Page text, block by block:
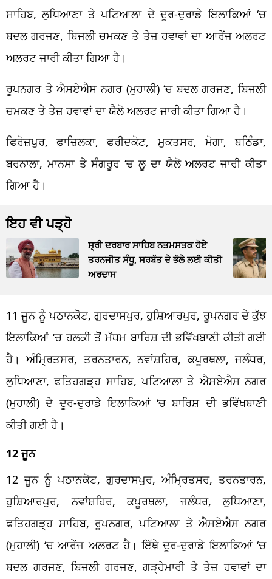
ਸਾਹਿਬ, ਲੁਧਿਆਣਾ ਤੇ ਪਟਿਆਲਾ ਦੇ ਦੂਰ-ਦੁਰਾਡੇ ਇਲਾਕਿਆਂ ‘ਚ
ਬਦਲ ਗਰਜਣ, ਬਿਜਲੀ ਚਮਕਣ ਤੇ ਤੇਜ਼ ਹਵਾਵਾਂ ਦਾ ਆਰੇਂਜ ਅਲਰਟ
ਅਲਰਟ ਜਾਰੀ ਕੀਤਾ ਗਿਆ ਹੈ।
ਰੂਪਨਗਰ ਤੇ ਐਸਏਐਸ ਨਗਰ (ਮੁਹਾਲੀ) ‘ਚ ਬਦਲ ਗਰਜਣ, ਬਿਜਲੀ
ਚਮਕਣ ਤੇ ਤੇਜ਼ ਹਵਾਵਾਂ ਦਾ ਯੈਲੋ ਅਲਰਟ ਜਾਰੀ ਕੀਤਾ ਗਿਆ ਹੈ।
ਫਿਰੋਜ਼ਪੁਰ, ਫਾਜ਼ਿਲਕਾ, ਫਰੀਦਕੋਟ, ਮੁਕਤਸਰ, ਮੋਗਾ, ਬਠਿੰਡਾ,
ਬਰਨਾਲਾ, ਮਾਨਸਾ ਤੇ ਸੰਗਰੂਰ ‘ਚ ਲੂ ਦਾ ਯੈਲੋ ਅਲਰਟ ਜਾਰੀ ਕੀਤਾ
ਗਿਆ ਹੈ।
ਇਹ ਵੀ ਪੜ੍ਹੋ
ਸ੍ਰੀ ਦਰਬਾਰ ਸਾਹਿਬ ਨਤਮਸਤਕ ਹੋਏ
ਤਰਨਜੀਤ ਸੰਧੂ, ਸਰਬੱਤ ਦੇ ਭੱਲੇ ਲਈ ਕੀਤੀ
ਅਰਦਾਸ
11 ਜੂਨ ਨੂੰ ਪਠਾਨਕੋਟ, ਗੁਰਦਾਸਪੁਰ, ਹੁਸ਼ਿਆਰਪੁਰ, ਰੂਪਨਗਰ ਦੇ ਕੁੱਝ
ਇਲਾਕਿਆਂ ‘ਚ ਹਲਕੀ ਤੋਂ ਮੱਧਮ ਬਾਰਿਸ਼ ਦੀ ਭਵਿੱਖਬਾਣੀ ਕੀਤੀ ਗਈ
ਹੈ। ਅੰਮ੍ਰਿਤਸਰ, ਤਰਨਤਾਰਨ, ਨਵਾਂਸ਼ਹਿਰ, ਕਪੂਰਥਲਾ, ਜਲੰਧਰ,
ਲੁਧਿਆਣਾ, ਫਤਿਹਗੜ੍ਹ ਸਾਹਿਬ, ਪਟਿਆਲਾ ਤੇ ਐਸਏਐਸ ਨਗਰ
(ਮੁਹਾਲੀ) ਦੇ ਦੂਰ-ਦੁਰਾਡੇ ਇਲਾਕਿਆਂ ‘ਚ ਬਾਰਿਸ਼ ਦੀ ਭਵਿੱਖਬਾਣੀ
ਕੀਤੀ ਗਈ ਹੈ।
12 ਜੂਨ
12 ਜੂਨ ਨੂੰ ਪਠਾਨਕੋਟ, ਗੁਰਦਾਸਪੁਰ, ਅੰਮ੍ਰਿਤਸਰ, ਤਰਨਤਾਰਨ,
ਹੁਸ਼ਿਆਰਪੁਰ, ਨਵਾਂਸ਼ਹਿਰ, ਕਪੂਰਥਲਾ, ਜਲੰਧਰ, ਲੁਧਿਆਣਾ,
ਫਤਿਹਗੜ੍ਹ ਸਾਹਿਬ, ਰੂਪਨਗਰ, ਪਟਿਆਲਾ ਤੇ ਐਸਏਐਸ ਨਗਰ
(ਮੁਹਾਲੀ) ‘ਚ ਆਰੇਂਜ ਅਲਰਟ ਹੈ। ਇੱਥੇ ਦੂਰ-ਦੁਰਾਡੇ ਇਲਾਕਿਆਂ ‘ਚ
ਬਦਲ ਗਰਜਣ, ਬਿਜਲੀ ਗਰਜਣ, ਗੜ੍ਹੇਮਾਰੀ ਤੇ ਤੇਜ਼ ਹਵਾਵਾਂ ਦਾ